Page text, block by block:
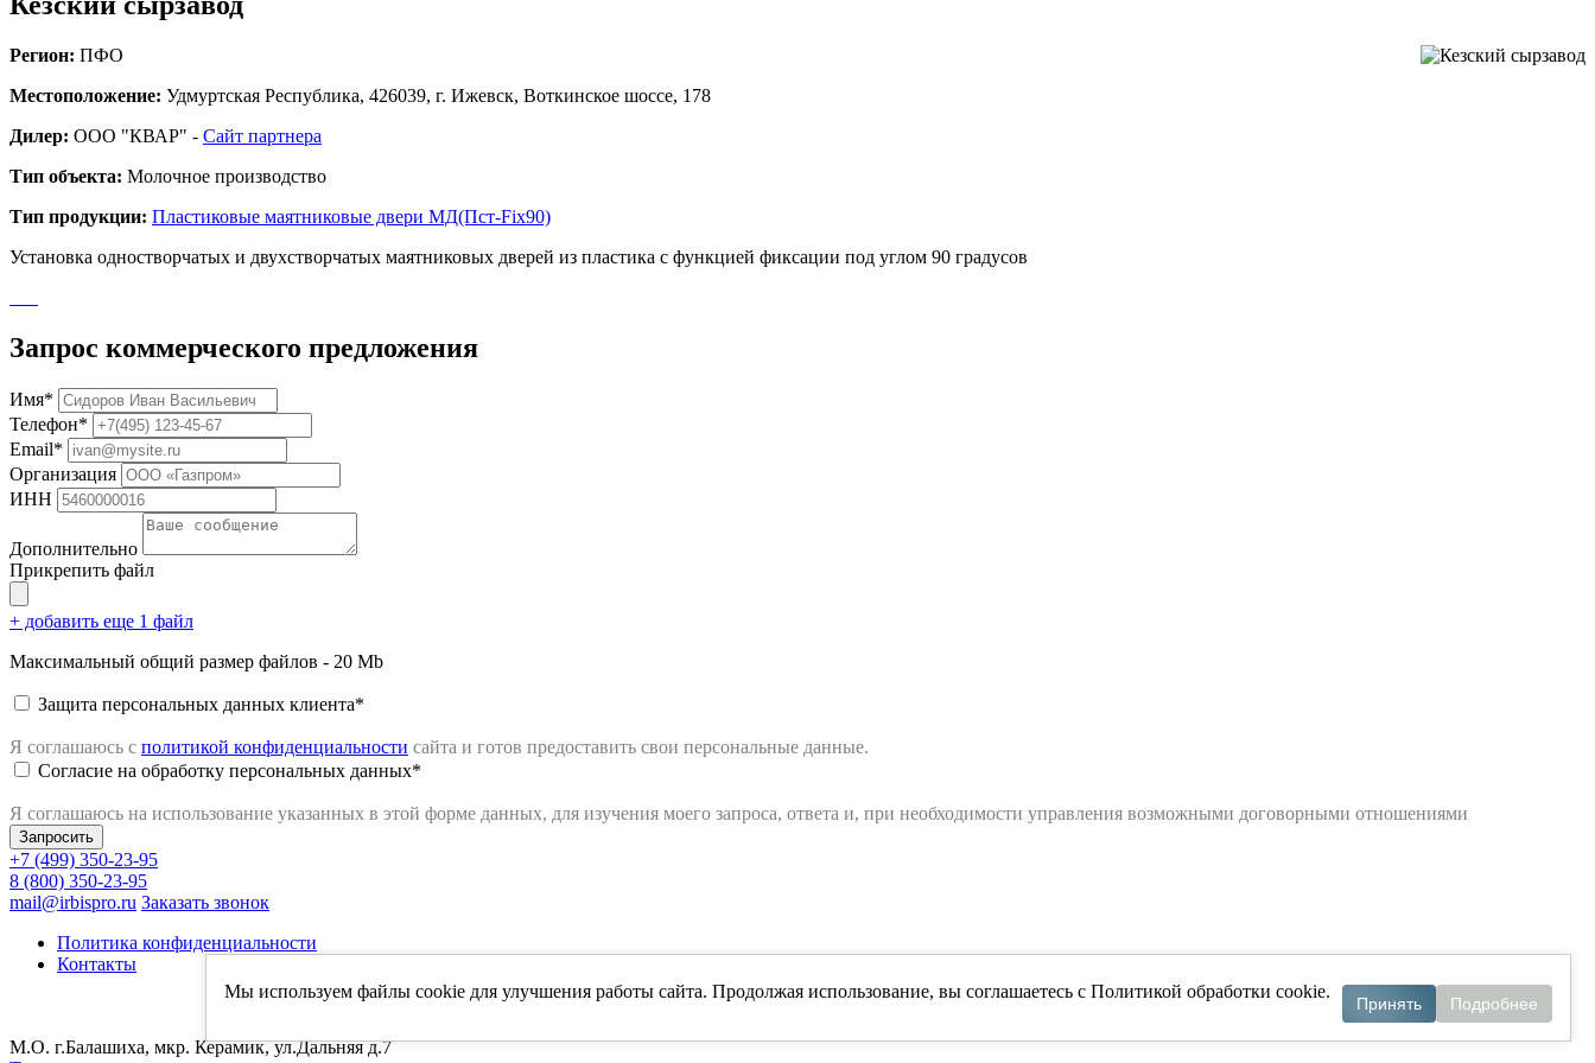
Регион: ПФО
Местоположение: Удмуртская Республика, 426039, г. Ижевск, Воткинское шоссе, 178
Дилер: ООО "КВАР" - Сайт партнера
Тип объекта: Молочное производство
Тип продукции: Пластиковые маятниковые двери МД(Пст-Fix90)
Установка одностворчатых и двухстворчатых маятниковых дверей из пластика с функцией фиксации под углом 90 градусов
Запрос коммерческого предложения
Имя*
Телефон*
Email*
Организация
ИНН
Дополнительно
Прикрепить файл
+ добавить еще 1 файл
Максимальный общий размер файлов - 20 Mb
Защита персональных данных клиента*
Я соглашаюсь с политикой конфиденциальности сайта и готов предоставить свои персональные данные.
Согласие на обработку персональных данных*
Я соглашаюсь на использование указанных в этой форме данных, для изучения моего запроса, ответа и, при необходимости управления возможными договорными отношениями
+7 (499) 350-23-95
8 (800) 350-23-95
mail@irbispro.ru Заказать звонок
Политика конфиденциальности
Контакты
М.О. г.Балашиха, мкр. Керамик, ул.Дальняя д.7
Мы используем файлы cookie для улучшения работы сайта. Продолжая использование, вы соглашаетесь с Политикой обработки cookie.
Принять Подробнее